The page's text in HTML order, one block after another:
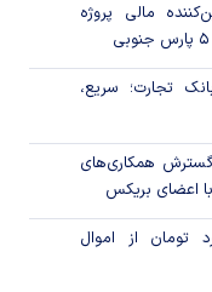
مالی پروژه
تجارت؛ سریع،
گسترش همکاری‌های
اعضای بریکس
میلیارد تومان از اموال